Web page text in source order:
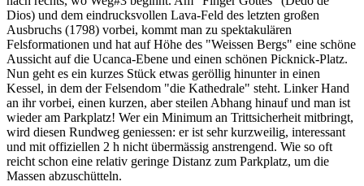
Dios) und dem eindrucksvollen Lava-Feld des letzten großen
Ausbruchs (1798) vorbei, kommt man zu spektakulären
Felsformationen und hat auf Höhe des "Weissen Bergs" eine schöne
Aussicht auf die Ucanca-Ebene und einen schönen Picknick-Platz.
Nun geht es ein kurzes Stück etwas geröllig hinunter in einen
Kessel, in dem der Felsendom "die Kathedrale" steht. Linker Hand
an ihr vorbei, einen kurzen, aber steilen Abhang hinauf und man ist
wieder am Parkplatz! Wer ein Minimum an Trittsicherheit mitbringt,
wird diesen Rundweg geniessen: er ist sehr kurzweilig, interessant
und mit offiziellen 2 h nicht übermässig anstrengend. Wie so oft
reicht schon eine relativ geringe Distanz zum Parkplatz, um die
Massen abzuschütteln.